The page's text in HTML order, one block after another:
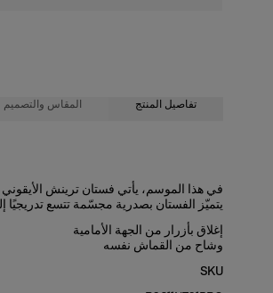
تفاصيل المنتج المقاس والتصميم
في هذا الموسم، يأتي فستان ترينش
يتميّز الفستان بصدرية مجسّمة تتسع
إغلاق بأزرار من الجهة الأمامية
وشاح من القماش نفسه
SKU
تصميم فضفاض مريح
الأورجانزا الحريرية خفيفة الوزن
طول العارضة 178 سم/ 5 أقدام و10 بوصات، وترتدي المقاس الأمريكي 2
32 بوصة
تعليمات الغسيل
تنظيف جاف فقط